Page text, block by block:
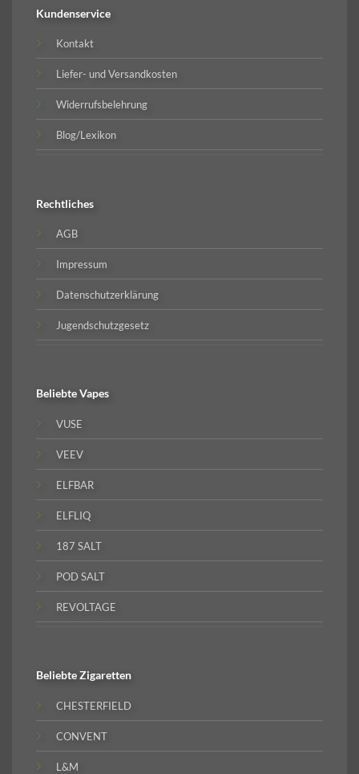
Kundenservice
Kontakt
Liefer- und Versandkosten
Widerrufsbelehrung
Blog/Lexikon
Rechtliches
AGB
Impressum
Datenschutzerklärung
Jugendschutzgesetz
BeliebteVapes
VUSE
VEEV
ELFBAR
ELFLIQ
187 SALT
POD SALT
REVOLTAGE
BeliebteZigaretten
CHESTERFIELD
CONVENT
L&M